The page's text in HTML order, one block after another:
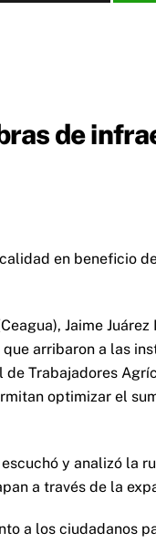
de
en beneficio
Jaime
arribaron a las
Trabajadores
optimizar el
y analizó la
a través de la
a los ciudadanos